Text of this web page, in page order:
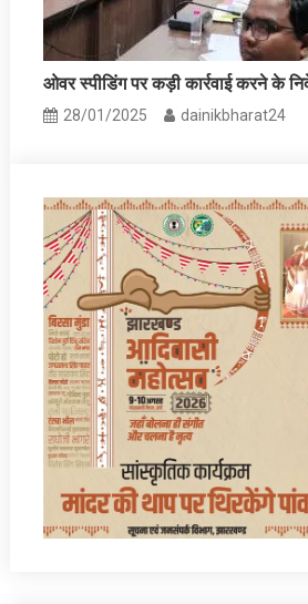
ओवर स्पीडिंग पर कड़ी कार्रवाई करने के
28/01/2025 dainikbharat24